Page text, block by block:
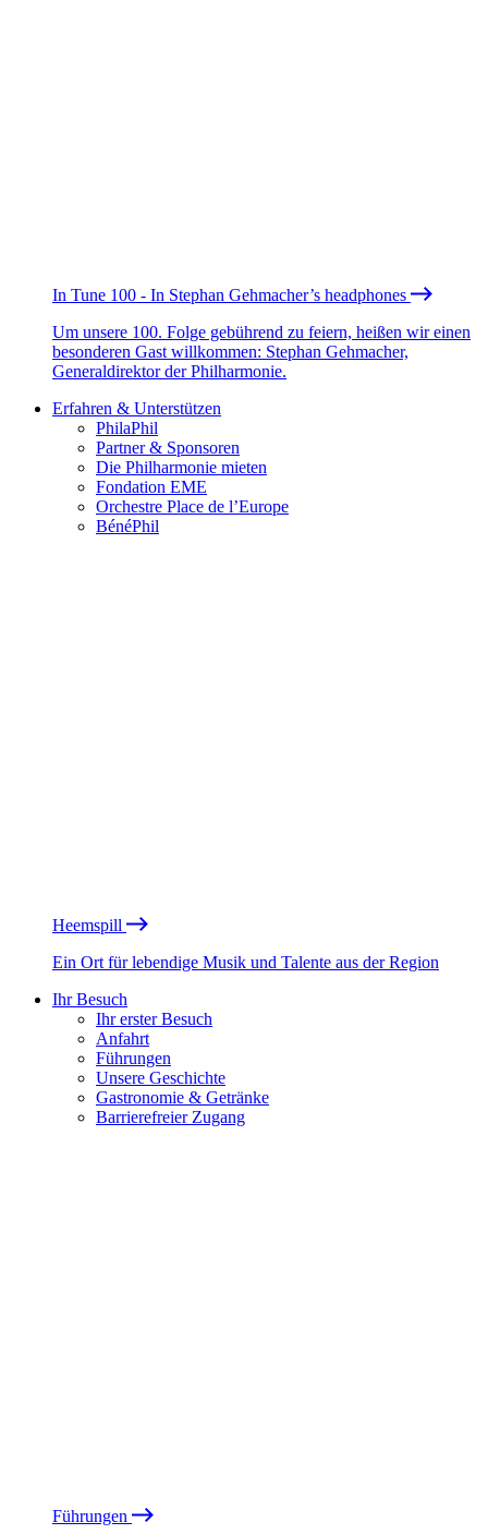
In Tune 100 - In Stephan Gehmacher’s headphones
Um unsere 100. Folge gebührend zu feiern, heißen wir einen
besonderen Gast willkommen: Stephan Gehmacher,
Generaldirektor der Philharmonie.
Erfahren & Unterstützen
PhilaPhil
Partner & Sponsoren
Die Philharmonie mieten
Fondation EME
Orchestre Place de l’Europe
BénéPhil
Heemspill
Ein Ort für lebendige Musik und Talente aus der Region
Ihr Besuch
Ihr erster Besuch
Anfahrt
Führungen
Unsere Geschichte
Gastronomie & Getränke
Barrierefreier Zugang
Führungen